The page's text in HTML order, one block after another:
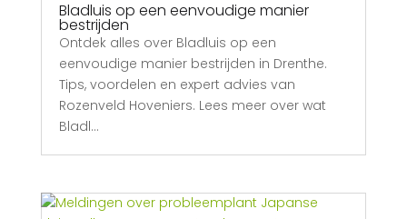
Bladluis op een eenvoudige manier
bestrijden
Ontdek alles over Bladluis op een
eenvoudige manier bestrijden in Drenthe.
Tips, voordelen en expert advies van
Rozenveld Hoveniers. Lees meer over wat
Bladl…